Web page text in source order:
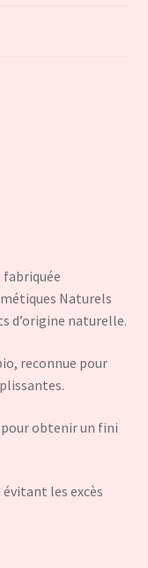
Naturels
d’origine naturelle.
reconnue pour
pour obtenir un fini
les excès